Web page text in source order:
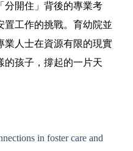
分開住」背後的專業考
置工作的挑戰。育幼院並
業人士在資源有限的現實
的孩子，撐起的一片天
in foster care and